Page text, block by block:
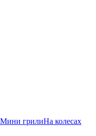
Мини грилиНа колесах